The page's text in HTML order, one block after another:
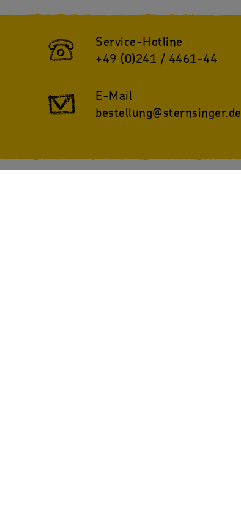
Service-Hotline
+49 (0)241 / 4461-44
E-Mail
bestellung@sternsinger.de